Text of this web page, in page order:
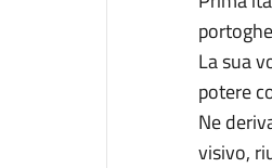
La sua
potere
Ne
visivo,